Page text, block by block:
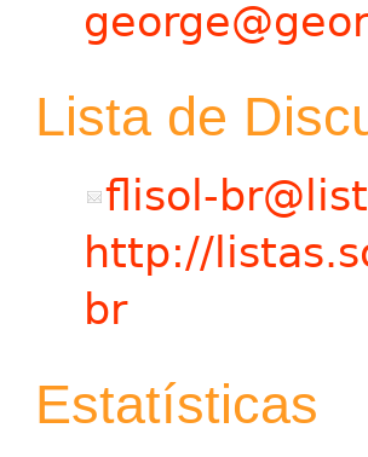
Lista de
flisol-
http://
br
Estatísticas